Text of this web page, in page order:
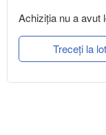
Achiziţia nu a avut
Treceți la lot